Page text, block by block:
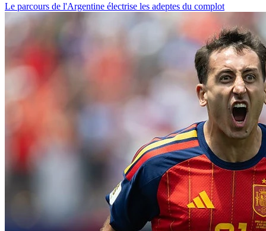
Le parcours de l'Argentine électrise les adeptes du complot